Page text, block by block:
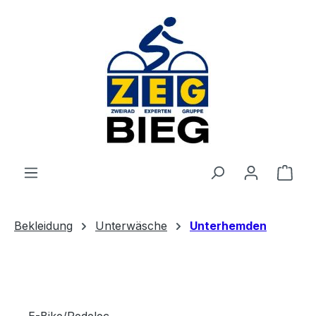
Bekleidung Unterwäsche Unterhemden